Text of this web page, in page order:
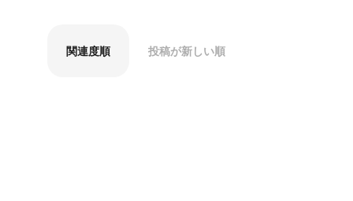
関連度順 投稿が新しい順